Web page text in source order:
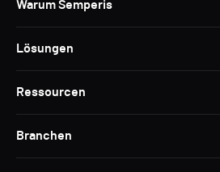
Warum Semperis
Lösungen
Ressourcen
Branchen